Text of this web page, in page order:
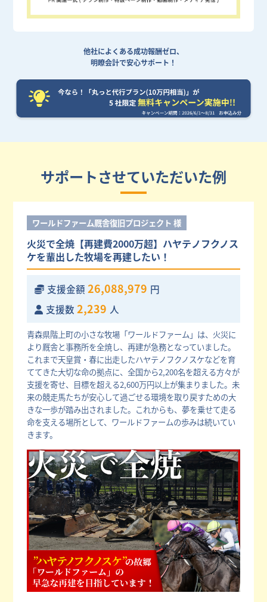
他社によくある成功報酬ゼロ、
明瞭会計で安心サポート！
サポートさせていただいた例
ワールドファーム厩舎復旧プロジェクト 様
火災で全焼【再建費2000万超】ハヤテノフクノス
ケを輩出した牧場を再建したい！
支援金額 26,088,979 円
支援数 2,239 人
青森県階上町の小さな牧場「ワールドファーム」は、火災に
より厩舎と事務所を全焼し、再建が急務となっていました。
これまで天皇賞・春に出走したハヤテノフクノスケなどを育
ててきた大切な命の拠点に、全国から2,200名を超える方々が
支援を寄せ、目標を超える2,600万円以上が集まりました。未
来の競走馬たちが安心して過ごせる環境を取り戻すための大
きな一歩が踏み出されました。これからも、夢を乗せて走る
命を支える場所として、ワールドファームの歩みは続いてい
きます。